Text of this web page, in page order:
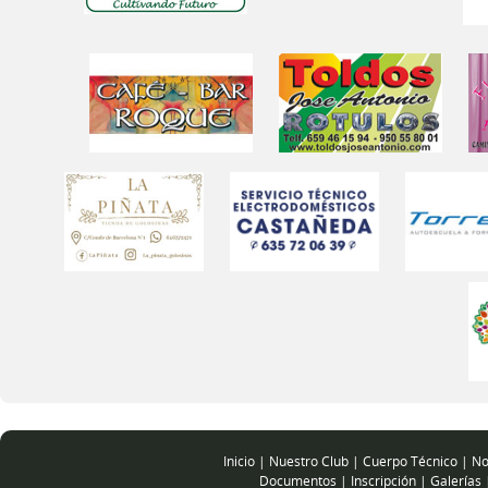
Inicio | Nuestro Club | Cuerpo Técnico |
Documentos | Inscripción | Galerías